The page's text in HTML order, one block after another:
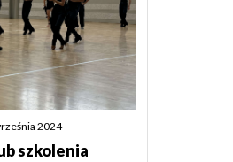
2024
szkolenia